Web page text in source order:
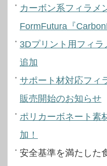
カーボン系フィラメ
FormFutura『
3Dプリント用フィ
追加
サポート材対応フィ
販売開始のお知らせ
ポリカーボネート素
加！
安全基準を満たした